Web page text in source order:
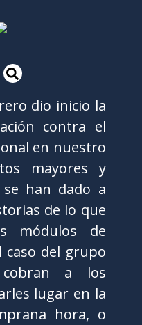
dio inicio la
contra el
en nuestro
mayores y
han dado a
de lo que
módulos de
caso del grupo
a los
lugar en la
hora, o